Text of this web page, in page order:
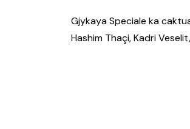
Gjykaya Speciale ka
Hashim Thaçi, Kadri